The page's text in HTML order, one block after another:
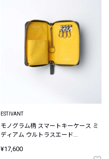
ESTIVANT
モノグラム柄 スマートキーケース ミ
ディアム ウルトラスエード
¥17,600